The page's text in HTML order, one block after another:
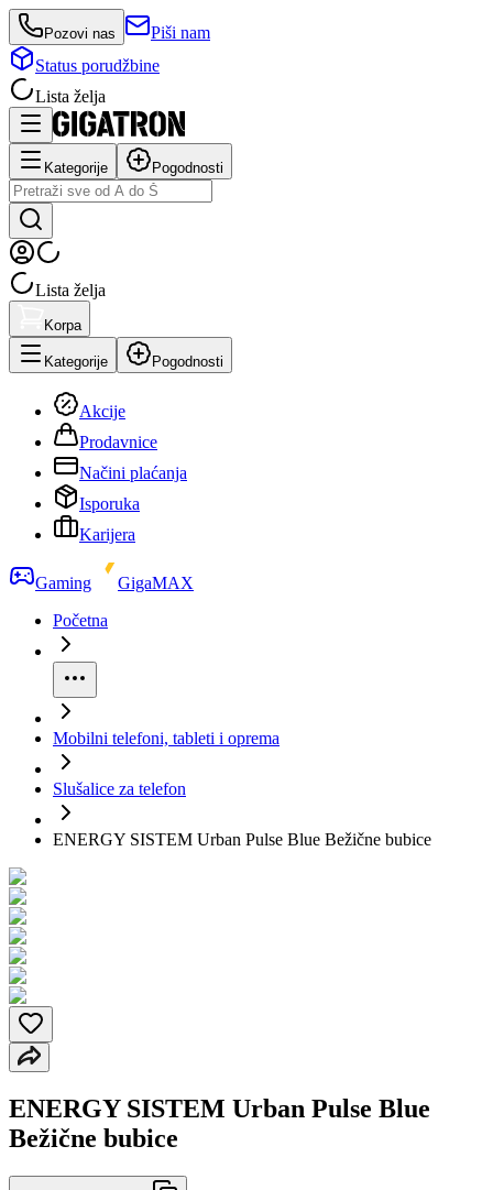
Pozovi nas
Piši nam
Status porudžbine
Lista želja
Kategorije Pogodnosti
Lista želja
Korpa
Kategorije Pogodnosti
Akcije
Prodavnice
Načini plaćanja
Isporuka
Karijera
Gaming
GigaMAX
Početna
Mobilni telefoni, tableti i oprema
Slušalice za telefon
ENERGY SISTEM Urban Pulse Blue Bežične bubice
ENERGY SISTEM Urban Pulse Blue
Bežične bubice